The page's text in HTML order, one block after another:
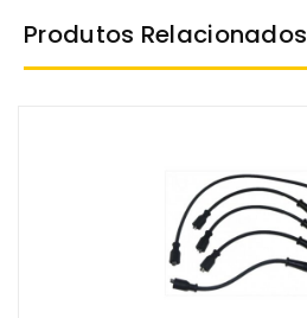
Produtos Relacionados